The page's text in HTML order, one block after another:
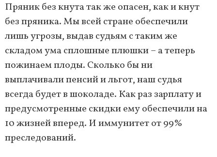
Пряник без кнута так же опасен, как и кнут
без пряника. Мы всей стране обеспечили
лишь угрозы, выдав судьям с таким же
складом ума сплошные плюшки – а теперь
пожинаем плоды. Сколько бы ни
выплачивали пенсий и льгот, наш судья
всегда будет в шоколаде. Как раз зарплату и
предусмотренные скидки ему обеспечили на
10 жизней вперед. И иммунитет от 99%
преследований.